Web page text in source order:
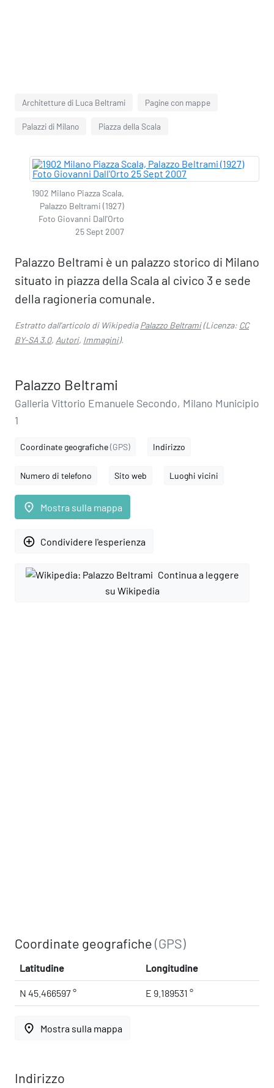
Architetture di Luca Beltrami Pagine con mappe
Palazzi di Milano Piazza della Scala
1902 Milano Piazza Scala,
Palazzo Beltrami (1927)
Foto Giovanni Dall'Orto
25 Sept 2007
Palazzo Beltrami è un palazzo storico di Milano
situato in piazza della Scala al civico 3 e sede
della ragioneria comunale.
Estratto dall'articolo di WikipediaPalazzo Beltrami(Licenza: CC
BY-SA 3.0, Autori, Immagini).
Palazzo Beltrami
Galleria Vittorio Emanuele Secondo, Milano Municipio
1
Coordinate geografiche(GPS) Indirizzo
Numero di telefono Sito web Luoghi vicini
place Mostra sulla mappa
add_circle_outline Condividere l'esperienza
Continua a leggere
su Wikipedia
Coordinate geografiche(GPS)
Latitudine Longitudine
N 45.466597 ° E 9.189531 °
place Mostra sulla mappa
Indirizzo